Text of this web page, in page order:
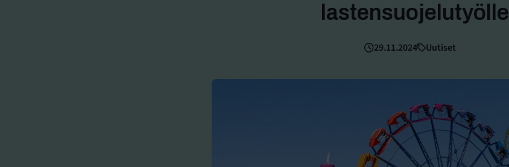
lastensuojelutyölle
29.11.2024 Uutiset